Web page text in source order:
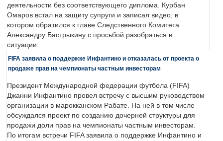
деятельности без соответствующего диплома. Курбан
Омаров встал на защиту супруги и записал видео, в
котором обратился к главе Следственного Комитета
Александру Бастрыкину с просьбой разобраться в
ситуации.
FIFA заявила о поддержке Инфантино и отказалась от проекта о
продаже прав на чемпионаты частным инвесторам
Президент Международной федерации футбола (FIFA)
Джанни Инфантино провел встречу с высшим руководством
организации в марокканском Рабате. На ней в том числе
обсуждался проект по созданию дочерней структуры для
продажи доли прав на чемпионаты частным инвесторам.
По итогам встречи FIFA заявила о поддержке Инфантино и